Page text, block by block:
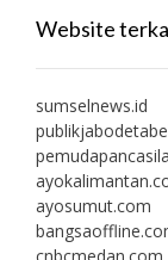
Website
sumselnews.id
ayosumut.com